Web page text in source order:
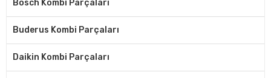
Bosch Kombi Parçaları
Buderus Kombi Parçaları
Daikin Kombi Parçaları